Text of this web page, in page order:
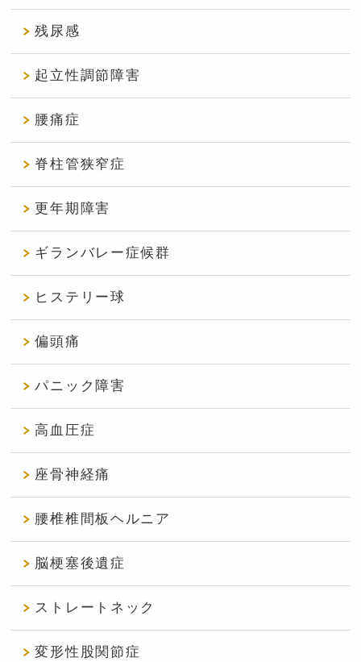
残尿感
起立性調節障害
腰痛症
脊柱管狭窄症
更年期障害
ギランバレー症候群
ヒステリー球
偏頭痛
パニック障害
高血圧症
座骨神経痛
腰椎椎間板ヘルニア
脳梗塞後遺症
ストレートネック
変形性股関節症